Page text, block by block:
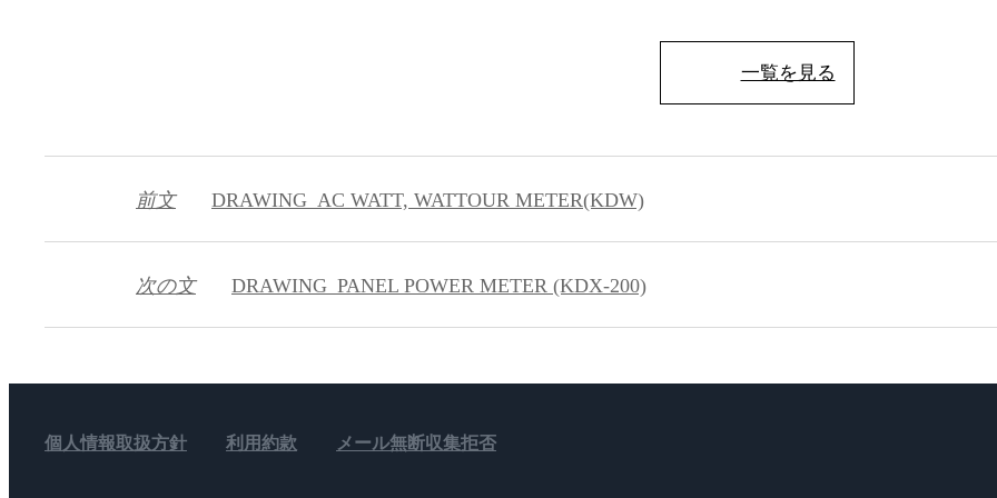
一覧を見る
前文 DRAWING_AC WATT, WATTOUR METER(KDW)
次の文 DRAWING_PANEL POWER METER (KDX-200)
個人情報取扱方針 利用約款 メール無断収集拒否